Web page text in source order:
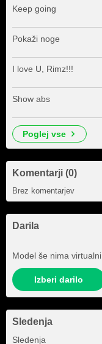
Keep going
Pokaži noge
I love U, Rimz!!!
Show abs
poglej vse
Komentarji (0)
Brez komentarjev
Darila
Model še nima
Izberi darilo
Sledenja
Sledenja